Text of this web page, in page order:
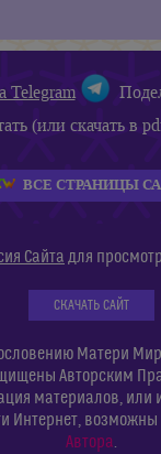
Telegram
(или скачать в
ВСЕ СТРАНИЦЫ
Сайта для
СКАЧАТЬ САЙТ
Матери
Авторским
материалов, или
Интернет, возможны
Автора.